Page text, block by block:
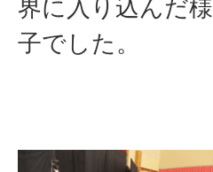
界に入り込んだ様
子でした。